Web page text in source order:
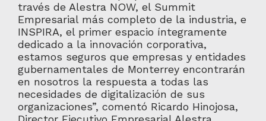
través de Alestra NOW, el Summit
Empresarial más completo de la industria, e
INSPIRA, el primer espacio íntegramente
dedicado a la innovación corporativa,
estamos seguros que empresas y entidades
gubernamentales de Monterrey encontrarán
en nosotros la respuesta a todas las
necesidades de digitalización de sus
organizaciones”, comentó Ricardo Hinojosa,